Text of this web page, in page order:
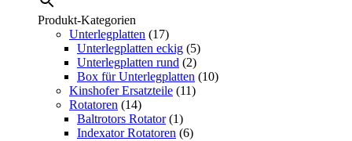
Produkt-Kategorien
Unterlegplatten (17)
Unterlegplatten eckig (5)
Unterlegplatten rund (2)
Box für Unterlegplatten (10)
Kinshofer Ersatzteile (11)
Rotatoren (14)
Baltrotors Rotator (1)
Indexator Rotatoren (6)